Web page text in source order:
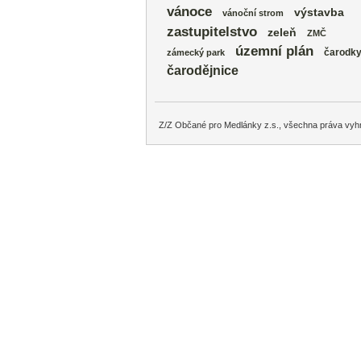
vánoce vánoční strom výstavba
zastupitelstvo zeleň
ZMČ
zámecký park
územní plán čarodky
čarodějnice
Z/Z Občané pro Medlánky z.s., všechna práva